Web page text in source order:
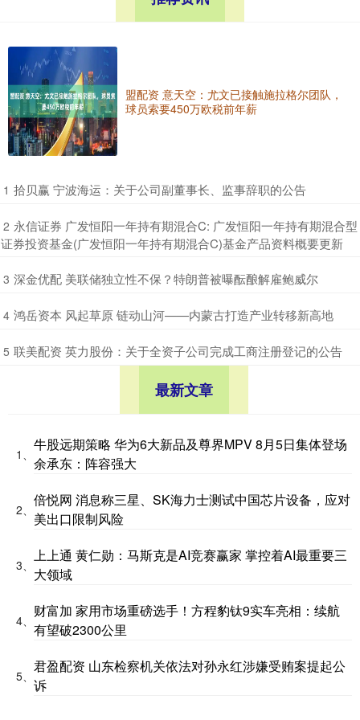
盟配资 意天空：尤文已接触施拉格尔团队，
球员索要450万欧税前年薪
1 ​拾贝赢 宁波海运：关于公司副董事长、监事辞职的公告
2 ​永信证券 广发恒阳一年持有期混合C: 广发恒阳一年持有期混合型
证券投资基金(广发恒阳一年持有期混合C)基金产品资料概要更新
3 ​深金优配 美联储独立性不保？特朗普被曝酝酿解雇鲍威尔
4 ​鸿岳资本 风起草原 链动山河——内蒙古打造产业转移新高地
5 ​联美配资 英力股份：关于全资子公司完成工商注册登记的公告
最新文章
1、
牛股远期策略 华为6大新品及尊界MPV 8月5日集体登场
余承东：阵容强大
2、
倍悦网 消息称三星、SK海力士测试中国芯片设备，应对
美出口限制风险
3、
上上通 黄仁勋：马斯克是AI竞赛赢家 掌控着AI最重要三
大领域
4、
财富加 家用市场重磅选手！方程豹钛9实车亮相：续航
有望破2300公里
5、
君盈配资 山东检察机关依法对孙永红涉嫌受贿案提起公
诉